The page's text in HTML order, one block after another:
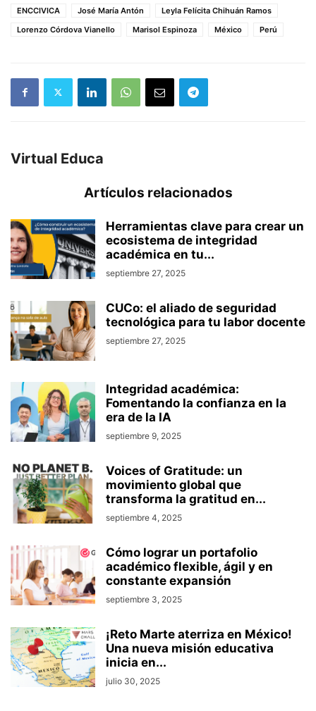
ENCCIVICA
José María Antón
Leyla Felícita Chihuán Ramos
Lorenzo Córdova Vianello
Marisol Espinoza México Perú
Virtual Educa
Artículos relacionados
Herramientas clave para crear un
ecosistema de integridad
académica en tu...
septiembre 27, 2025
CUCo: el aliado de seguridad
tecnológica para tu labor docente
septiembre 27, 2025
Integridad académica:
Fomentando la confianza en la
era de la IA
septiembre 9, 2025
Voices of Gratitude: un
movimiento global que
transforma la gratitud en...
septiembre 4, 2025
Cómo lograr un portafolio
académico flexible, ágil y en
constante expansión
septiembre 3, 2025
¡Reto Marte aterriza en México!
Una nueva misión educativa
inicia en...
julio 30, 2025